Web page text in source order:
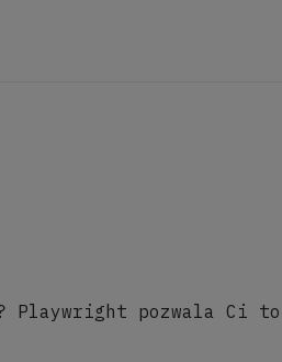
Playwright pozwala Ci